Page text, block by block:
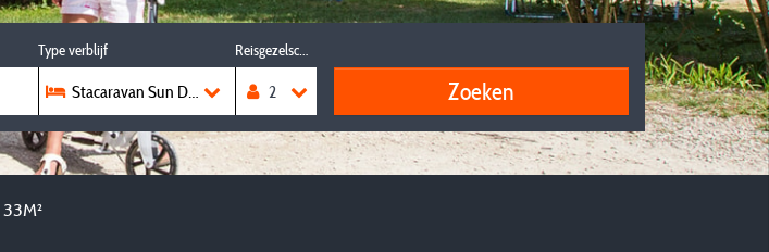
Type verblijf
Stacaravan Sun De Raoul 33M²
Reisgezelschap
Zoeken